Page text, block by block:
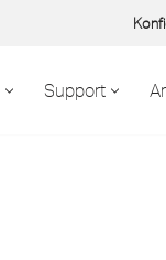
Support